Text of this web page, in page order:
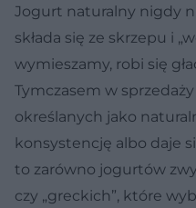
Jogurt naturalny nigdy
składa się ze skrzepu i
wymieszamy, robi się
Tymczasem w
określanych jako
konsystencję albo daje
to zarówno jogurtów
czy „greckich”, które